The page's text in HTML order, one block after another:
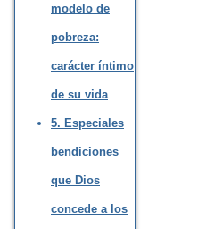
modelo de
pobreza:
carácter íntimo
de su vida
5. Especiales
bendiciones
que Dios
concede a los